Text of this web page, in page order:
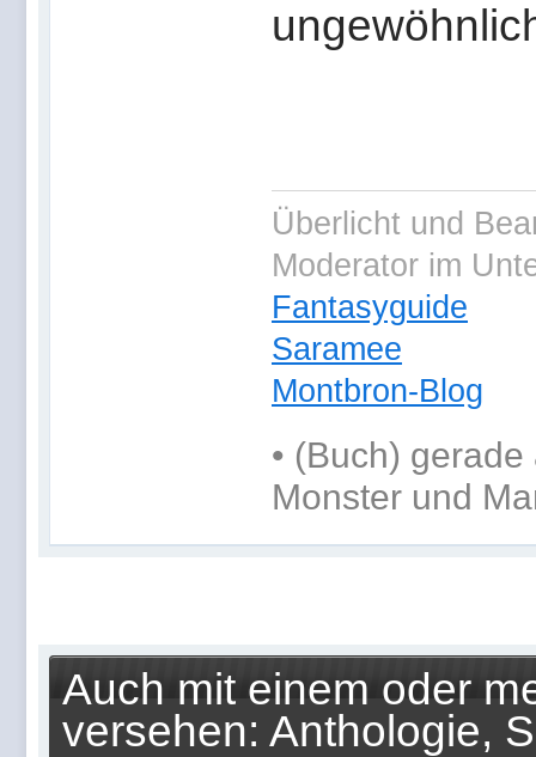
Überlicht und
Moderator im
Fantasyguide
Saramee
Montbron-Blog
• (Buch) gerade
Monster und
Auch mit einem oder
versehen: Anthologie,